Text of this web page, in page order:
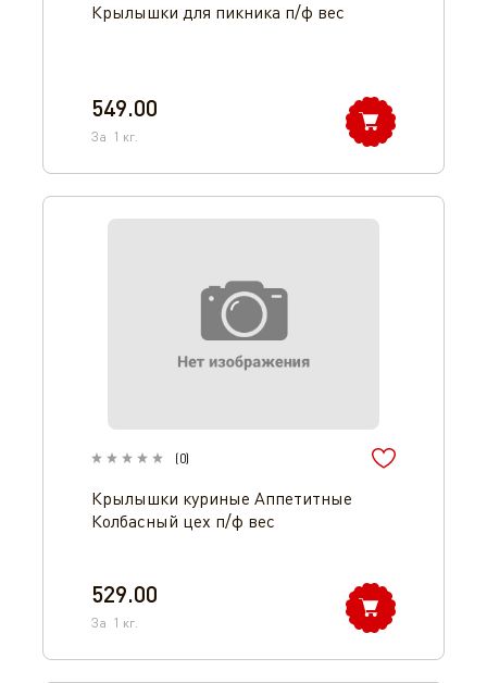
Крылышки для пикника п/ф вес
549.00
За 1 кг.
(0)
Крылышки куриные Аппетитные
Колбасный цех п/ф вес
529.00
За 1 кг.